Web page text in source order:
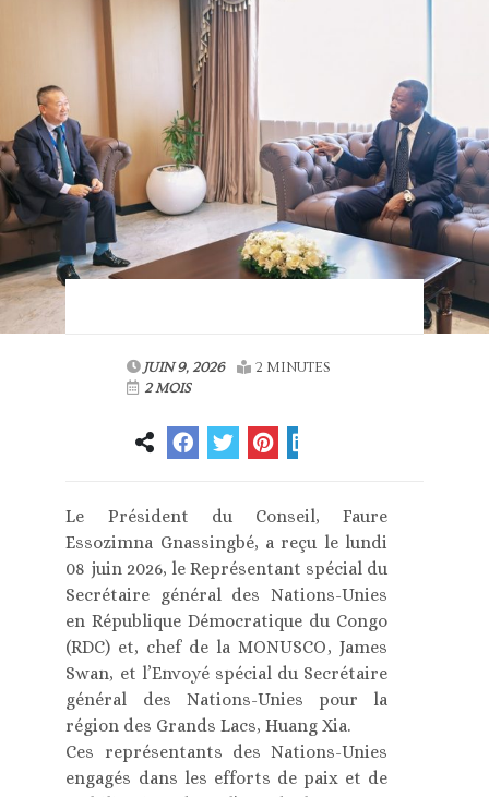
JUIN 9, 2026
2 MINUTES
2 MOIS
Le Président du Conseil, Faure
Essozimna Gnassingbé, a reçu le lundi
08 juin 2026, le Représentant spécial du
Secrétaire général des Nations-Unies
en République Démocratique du Congo
(RDC) et, chef de la MONUSCO, James
Swan, et l’Envoyé spécial du Secrétaire
général des Nations-Unies pour la
région des Grands Lacs, Huang Xia.
Ces représentants des Nations-Unies
engagés dans les efforts de paix et de